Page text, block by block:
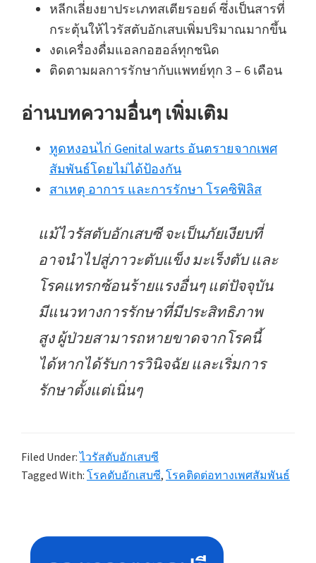
หลีกเลี่ยงยาประเภทสเตียรอยด์ ซึ่งเป็นสารที่
กระตุ้นให้ไวรัสตับอักเสบเพิ่มปริมาณมากขึ้น
งดเครื่องดื่มแอลกอฮอล์ทุกชนิด
ติดตามผลการรักษากับแพทย์ทุก 3 – 6 เดือน
อ่านบทความอื่นๆ เพิ่มเติม
หูดหงอนไก่ Genital warts อันตรายจากเพศ
สัมพันธ์โดยไม่ได้ป้องกัน
สาเหตุ อาการ และการรักษา โรคซิฟิลิส
แม้ไวรัสตับอักเสบซี จะเป็นภัยเงียบที่
อาจนำไปสู่ภาวะตับแข็ง มะเร็งตับ และ
โรคแทรกซ้อนร้ายแรงอื่นๆ แต่ปัจจุบัน
มีแนวทางการรักษาที่มีประสิทธิภาพ
สูง ผู้ป่วยสามารถหายขาดจากโรคนี้
ได้หากได้รับการวินิจฉัย และเริ่มการ
รักษาตั้งแต่เนิ่นๆ
Filed Under:ไวรัสตับอักเสบซี
Tagged With: โรคตับอักเสบซี, โรคติดต่อทางเพศสัมพันธ์
Sidebar